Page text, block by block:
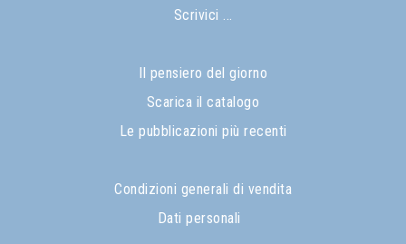
Scrivici ...
Il pensiero del giorno
Scarica il catalogo
Le pubblicazioni più recenti
Condizioni generali di vendita
Dati personali